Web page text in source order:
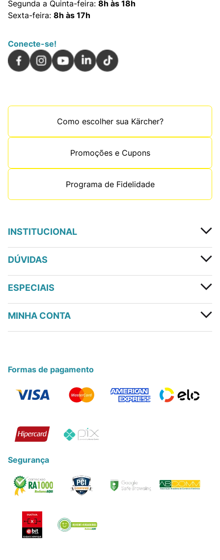
Segunda a Quinta-feira: 8h às 18h
Sexta-feira: 8h às 17h
Conecte-se!
Como escolher sua Kärcher?
Promoções e Cupons
Programa de Fidelidade
INSTITUCIONAL
DÚVIDAS
ESPECIAIS
MINHA CONTA
Formas de pagamento
Segurança